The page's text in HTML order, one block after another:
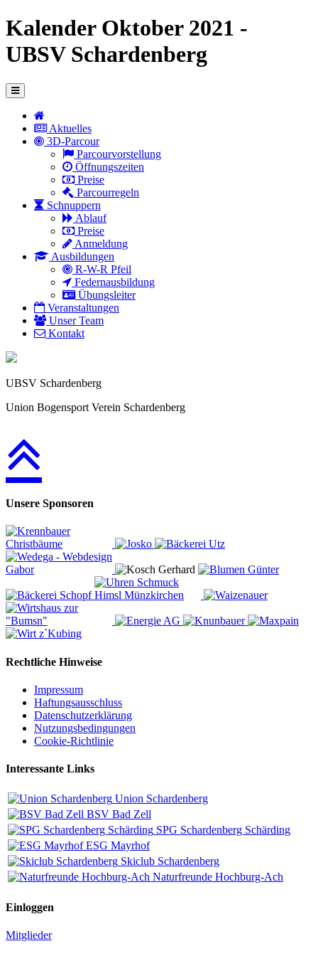
Kalender Oktober 2021 -
UBSV Schardenberg
Aktuelles
3D-Parcour
Parcourvorstellung
Öffnungszeiten
Preise
Parcourregeln
Schnuppern
Ablauf
Preise
Anmeldung
Ausbildungen
R-W-R Pfeil
Federnausbildung
Übungsleiter
Veranstaltungen
Unser Team
Kontakt
UBSV Schardenberg
Union Bogensport Verein Schardenberg
Unsere Sponsoren
Rechtliche Hinweise
Impressum
Haftungsausschluss
Datenschutzerklärung
Nutzungsbedingungen
Cookie-Richtlinie
Interessante Links
Union Schardenberg
BSV Bad Zell
SPG Schardenberg Schärding
ESG Mayrhof
Skiclub Schardenberg
Naturfreunde Hochburg-Ach
Einloggen
Mitglieder